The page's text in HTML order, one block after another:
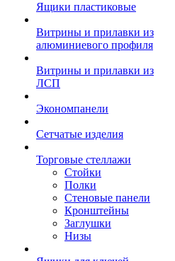
Ящики пластиковые
Витрины и прилавки из
алюминиевого профиля
Витрины и прилавки из
ЛСП
Экономпанели
Сетчатые изделия
Торговые стеллажи
Стойки
Полки
Стеновые панели
Кронштейны
Заглушки
Низы